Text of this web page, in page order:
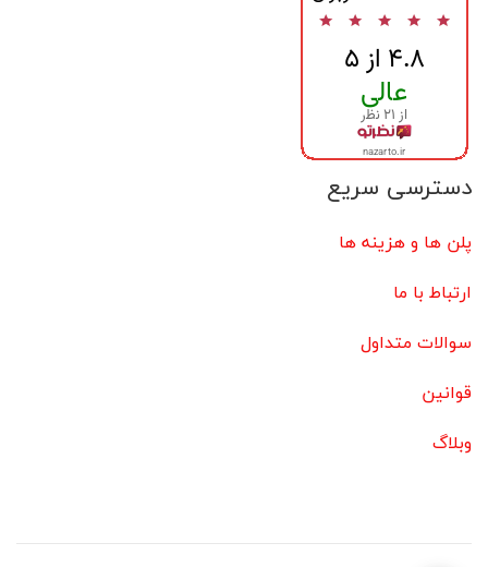
دسترسی سریع
پلن ها و هزینه ها
ارتباط با ما
سوالات متداول
قوانین
وبلاگ